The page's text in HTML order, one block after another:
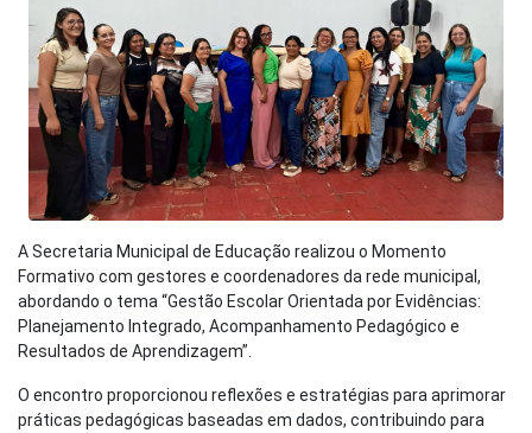
A Secretaria Municipal de Educação realizou o Momento
Formativo com gestores e coordenadores da rede municipal,
abordando o tema “Gestão Escolar Orientada por Evidências:
Planejamento Integrado, Acompanhamento Pedagógico e
Resultados de Aprendizagem”.
O encontro proporcionou reflexões e estratégias para aprimorar
práticas pedagógicas baseadas em dados, contribuindo para